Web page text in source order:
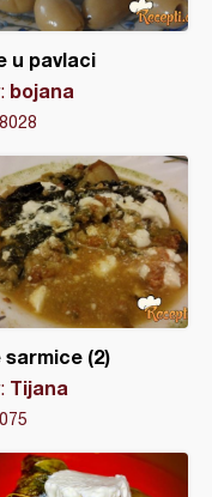
u pavlaci
bojana
sarmice (2)
Tijana